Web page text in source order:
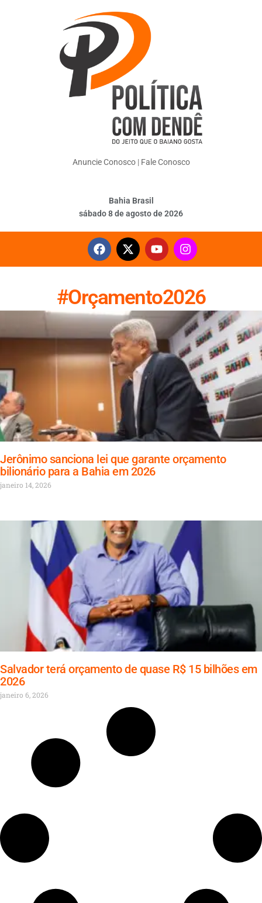
Anuncie Conosco| Fale Conosco
Bahia Brasil
sábado 8 de agosto de 2026
#Orçamento2026
Jerônimo sanciona lei que garante orçamento
bilionário para a Bahia em 2026
janeiro 14, 2026
Salvador terá orçamento de quase R$ 15 bilhões em
2026
janeiro 6, 2026